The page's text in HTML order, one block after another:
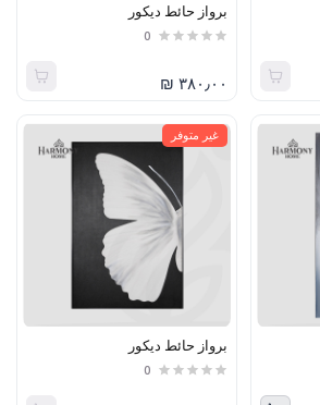
برواز حائط ديكور
0
٣٨٠٫٠٠ ₪
غير متوفر
برواز حائط ديكور
0